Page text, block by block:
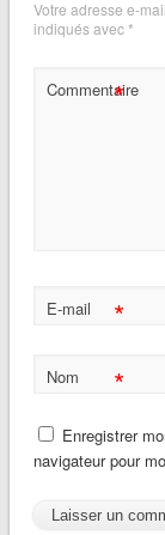
Votre adresse e-
indiqués avec*
Commentaire
*
E-mail *
Nom *
Enregistrer
navigateur pour